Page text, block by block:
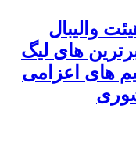
والیبال
های لیگ
های اعزامی